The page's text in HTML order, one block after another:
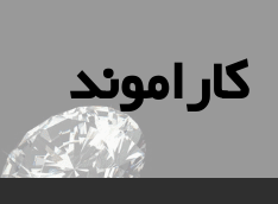
كاراموند